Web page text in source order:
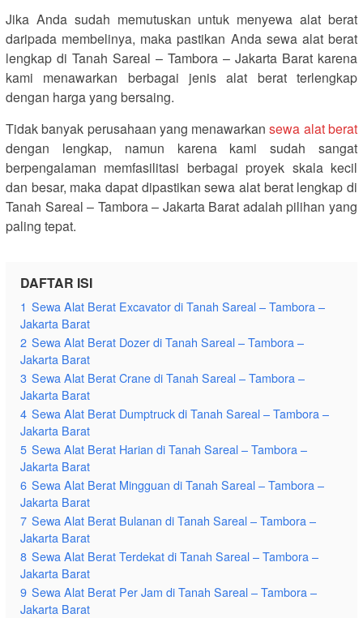
Jika Anda sudah memutuskan untuk menyewa alat berat
daripada membelinya, maka pastikan Anda sewa alat berat
lengkap di Tanah Sareal – Tambora – Jakarta Barat karena
kami menawarkan berbagai jenis alat berat terlengkap
dengan harga yang bersaing.
Tidak banyak perusahaan yang menawarkansewa alat berat
dengan lengkap, namun karena kami sudah sangat
berpengalaman memfasilitasi berbagai proyek skala kecil
dan besar, maka dapat dipastikan sewa alat berat lengkap di
Tanah Sareal – Tambora – Jakarta Barat adalah pilihan yang
paling tepat.
DAFTAR ISI
1 Sewa Alat Berat Excavator di Tanah Sareal – Tambora –
Jakarta Barat
2 Sewa Alat Berat Dozer di Tanah Sareal – Tambora –
Jakarta Barat
3 Sewa Alat Berat Crane di Tanah Sareal – Tambora –
Jakarta Barat
4 Sewa Alat Berat Dumptruck di Tanah Sareal – Tambora –
Jakarta Barat
5 Sewa Alat Berat Harian di Tanah Sareal – Tambora –
Jakarta Barat
6 Sewa Alat Berat Mingguan di Tanah Sareal – Tambora –
Jakarta Barat
7 Sewa Alat Berat Bulanan di Tanah Sareal – Tambora –
Jakarta Barat
8 Sewa Alat Berat Terdekat di Tanah Sareal – Tambora –
Jakarta Barat
9 Sewa Alat Berat Per Jam di Tanah Sareal – Tambora –
Jakarta Barat